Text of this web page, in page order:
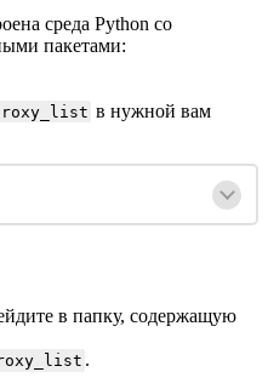
среда Python со
пакетами:
в нужной вам
в папку, содержащую
.